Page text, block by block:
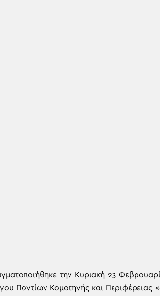
την Κυριακή 23
Ποντίων Κομοτηνής και Περιφέρειας